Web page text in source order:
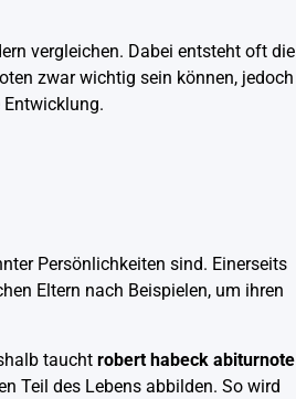
vergleichen. Dabei entsteht oft die
zwar wichtig sein können, jedoch
Persönlichkeiten sind. Einerseits
Eltern nach Beispielen, um ihren
taucht robert habeck abiturnote
Teil des Lebens abbilden. So wird